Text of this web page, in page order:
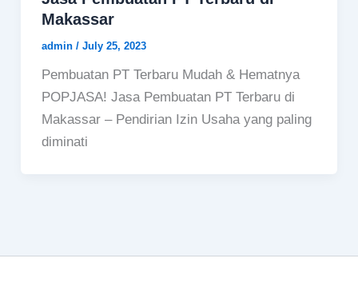
Makassar
admin / July 25, 2023
Pembuatan PT Terbaru Mudah & Hematnya
POPJASA! Jasa Pembuatan PT Terbaru di
Makassar – Pendirian Izin Usaha yang paling
diminati